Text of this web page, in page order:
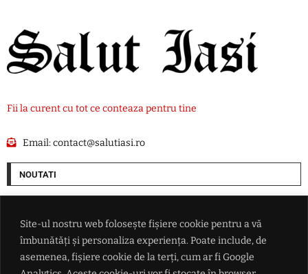
Site-ul nostru web folosește fișiere cookie pentru a vă
îmbunătăți și personaliza experiența. Poate include, de
asemenea, fișiere cookie de la terți, cum ar fi Google
Fii la curent cu tot ce conteaza pentru tine
Email:contact@salutiasi.ro
NOUTATI
exclusă o operațiune rusă sub steag fals
Europa nu se poate apăra de Rusia: Ce găuri au fost descoperite în
securitatea noastră